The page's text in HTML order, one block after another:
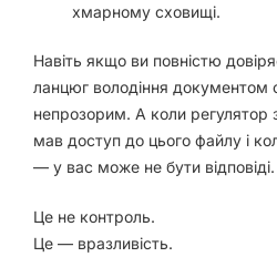
хмарному сховищі.
Навіть якщо ви повністю
ланцюг володіння документом
непрозорим. А коли регулятор
мав доступ до цього файлу і
— у вас може не бути відповіді.
Це не контроль.
Це — вразливість.